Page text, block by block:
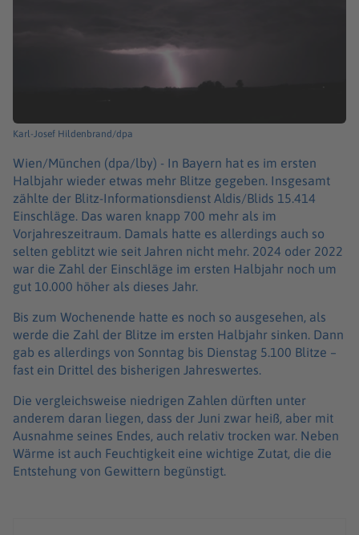
Karl-Josef Hildenbrand/dpa
Wien/München (dpa/lby) - In Bayern hat es im ersten
Halbjahr wieder etwas mehr Blitze gegeben. Insgesamt
zählte der Blitz-Informationsdienst Aldis/Blids 15.414
Einschläge. Das waren knapp 700 mehr als im
Vorjahreszeitraum. Damals hatte es allerdings auch so
selten geblitzt wie seit Jahren nicht mehr. 2024 oder 2022
war die Zahl der Einschläge im ersten Halbjahr noch um
gut 10.000 höher als dieses Jahr.
Bis zum Wochenende hatte es noch so ausgesehen, als
werde die Zahl der Blitze im ersten Halbjahr sinken. Dann
gab es allerdings von Sonntag bis Dienstag 5.100 Blitze –
fast ein Drittel des bisherigen Jahreswertes.
Die vergleichsweise niedrigen Zahlen dürften unter
anderem daran liegen, dass der Juni zwar heiß, aber mit
Ausnahme seines Endes, auch relativ trocken war. Neben
Wärme ist auch Feuchtigkeit eine wichtige Zutat, die die
Entstehung von Gewittern begünstigt.